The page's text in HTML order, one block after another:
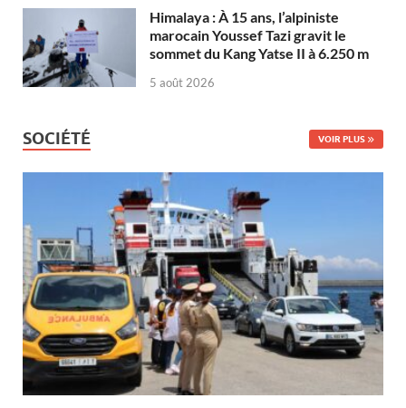
Himalaya : À 15 ans, l’alpiniste
marocain Youssef Tazi gravit le
sommet du Kang Yatse II à 6.250 m
5 août 2026
SOCIÉTÉ VOIR PLUS